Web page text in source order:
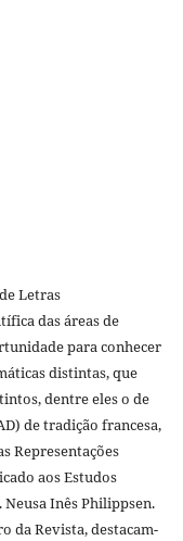
Letras
das áreas de
para conhecer
distintas, que
dentre eles o de
de tradição francesa,
Representações
aos Estudos
Inês Philippsen.
da Revista, destacam-